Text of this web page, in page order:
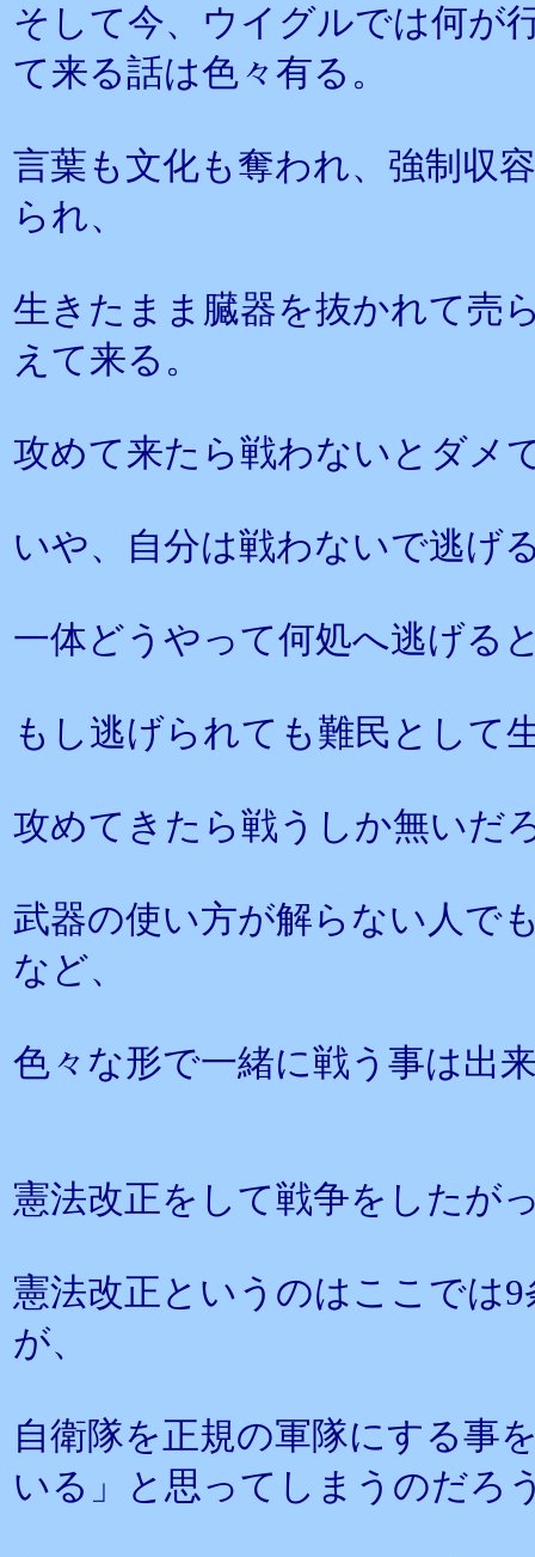
そして今、ウイグルでは何が
て来る話は色々有る。
言葉も文化も奪われ、強制収
られ、
生きたまま臓器を抜かれて売
えて来る。
攻めて来たら戦わないとダメ
いや、自分は戦わないで逃げ
一体どうやって何処へ逃げる
もし逃げられても難民として
攻めてきたら戦うしか無いだ
武器の使い方が解らない人で
など、
色々な形で一緒に戦う事は出
憲法改正をして戦争をしたが
憲法改正というのはここでは
が、
自衛隊を正規の軍隊にする事
いる」と思ってしまうのだろ